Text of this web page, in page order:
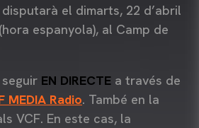
disputarà el dimarts, 22 d’abril
espanyola), al Camp de
EN DIRECTE a través de
MEDIA Radio. També en la
VCF. En este cas, la